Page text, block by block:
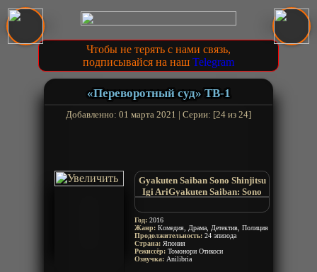
Чтобы не терять с нами связь,
подписывайся на наш Telegram
«Переворотный суд» ТВ-1
Добавленно: 01 марта 2021 | Серии: [24 из 24]
Gyakuten Saiban Sono Shinjitsu
Igi AriGyakuten Saiban: Sono
Первоклассный адвокат
Phoenix Wright: Ace Attorney
Год: 2016
Жанр: Комедия, Драма, Детектив, Полиция
Продолжительность: 24 эпизода
Страна: Япония
Режиссёр: Томонори Отикоси
Озвучка: Anilibria